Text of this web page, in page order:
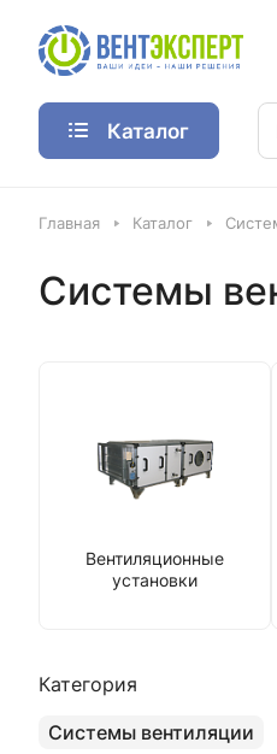
Каталог
Главная Каталог
Системы
Вентиляционные
установки
Категория
Системы вентиляции